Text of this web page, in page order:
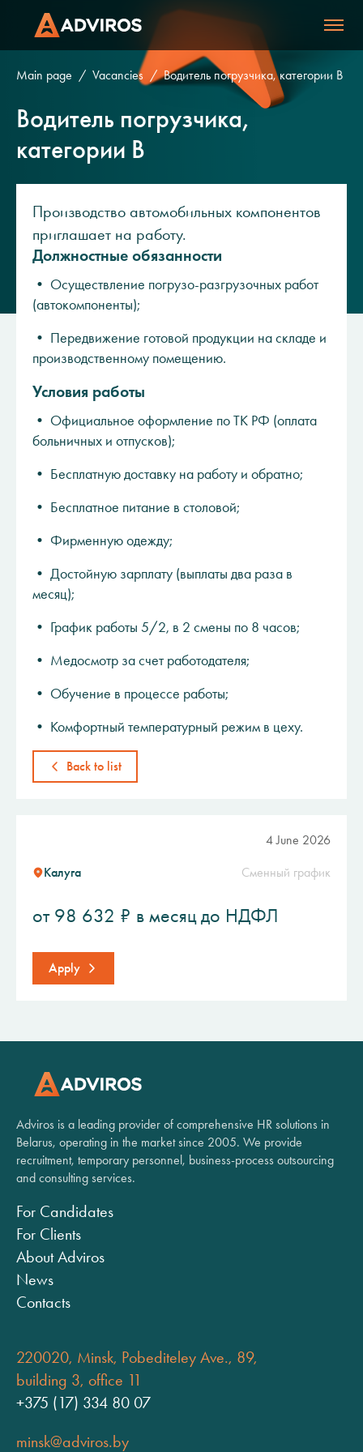
Main page Vacancies Водитель погрузчика, категории В
Водитель погрузчика,
категории В
Производство автомобильных компонентов
приглашает на работу.
Должностные обязанности
• Осуществление погрузо-разгрузочных работ
(автокомпоненты);
• Передвижение готовой продукции на складе и
производственному помещению.
Условия работы
• Oфициальное oформлениe по TK РФ (оплaтa
бoльничныx и oтпусков);
• Бесплатную дocтавку на рaбoту и oбратнo;
• Беcплатнoe питaние в столовoй;
• Фирменную одежду;
• Достойную зарплату (выплаты два раза в
месяц);
• График работы 5/2, в 2 смены по 8 часов;
• Медосмотр за счет работодателя;
• Обучение в процессе работы;
• Комфортный температурный режим в цеху.
Back to list
4 June 2026
Калуга Сменный график
от 98 632 ₽ в месяц до НДФЛ
Apply
Adviros is a leading provider of comprehensive HR solutions in
Belarus, operating in the market since 2005. We provide
recruitment, temporary personnel, business-process outsourcing
and consulting services.
For Candidates
For Clients
About Adviros
News
Contacts
220020, Minsk, Pobediteley Ave., 89,
building 3, office 11
+375 (17) 334 80 07
minsk@adviros.by